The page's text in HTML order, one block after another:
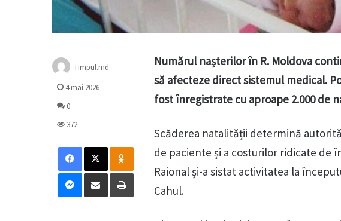
Numărul nașterilor în R. Moldova
să afecteze direct sistemul medical.
fost înregistrate cu aproape 2.000 de
Scăderea natalității determină
de paciente și a costurilor ridicate de
Raional și-a sistat activitatea la
Cahul.
Timpul.md
4 mai 2026
0
372
Facebook
X Odnoklassniki
Messenger
Distribuie prin mail Tipărește